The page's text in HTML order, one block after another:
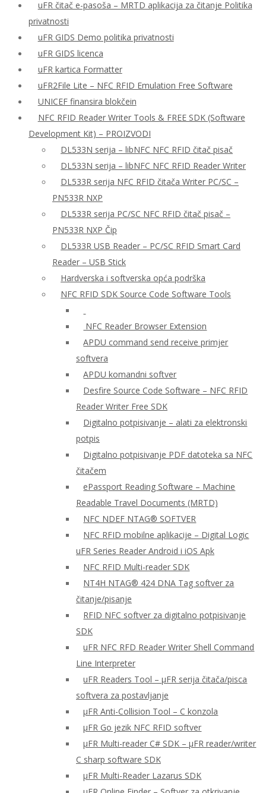
uFR čitač e-pasoša – MRTD aplikacija za čitanje Politika
privatnosti
uFR GIDS Demo politika privatnosti
uFR GIDS licenca
uFR kartica Formatter
uFR2File Lite – NFC RFID Emulation Free Software
UNICEF finansira blokčein
NFC RFID Reader Writer Tools & FREE SDK (Software
Development Kit) – PROIZVODI
DL533N serija – libNFC NFC RFID čitač pisač
DL533N serija – libNFC NFC RFID Reader Writer
DL533R serija NFC RFID čitača Writer PC/SC –
PN533R NXP
DL533R serija PC/SC NFC RFID čitač pisač –
PN533R NXP Čip
DL533R USB Reader – PC/SC RFID Smart Card
Reader – USB Stick
Hardverska i softverska opća podrška
NFC RFID SDK Source Code Software Tools
NFC Reader Browser Extension
APDU command send receive primjer
softvera
APDU komandni softver
Desfire Source Code Software – NFC RFID
Reader Writer Free SDK
Digitalno potpisivanje – alati za elektronski
potpis
Digitalno potpisivanje PDF datoteka sa NFC
čitačem
ePassport Reading Software – Machine
Readable Travel Documents (MRTD)
NFC NDEF NTAG® SOFTVER
NFC RFID mobilne aplikacije – Digital Logic
uFR Series Reader Android i iOS Apk
NFC RFID Multi-reader SDK
NT4H NTAG® 424 DNA Tag softver za
čitanje/pisanje
RFID NFC softver za digitalno potpisivanje
SDK
uFR NFC RFD Reader Writer Shell Command
Line Interpreter
uFR Readers Tool – μFR serija čitača/pisca
softvera za postavljanje
μFR Anti-Collision Tool – C konzola
μFR Go jezik NFC RFID softver
μFR Multi-reader C# SDK – μFR reader/writer
C sharp software SDK
μFR Multi-Reader Lazarus SDK